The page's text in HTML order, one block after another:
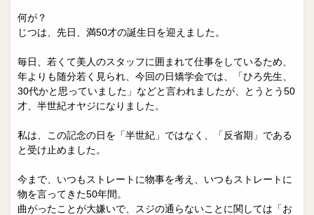
皆さんの声
院長日誌 治療相談
スタッフブログ サイトマップ
0263-54-6622
MAILはこちら
何が？
じつは、先日、満50才の誕生日を迎えました。
毎日、若くて美人のスタッフに囲まれて仕事をしているため、
年よりも随分若く見られ、今回の日矯学会では、「ひろ先生、
30代かと思っていました」などと言われましたが、とうとう50
才、半世紀オヤジになりました。
私は、この記念の日を「半世紀」ではなく、「反省期」である
と受け止めました。
今まで、いつもストレートに物事を考え、いつもストレートに
物を言ってきた50年間。
曲がったことが大嫌いで、スジの通らないことに関しては「お